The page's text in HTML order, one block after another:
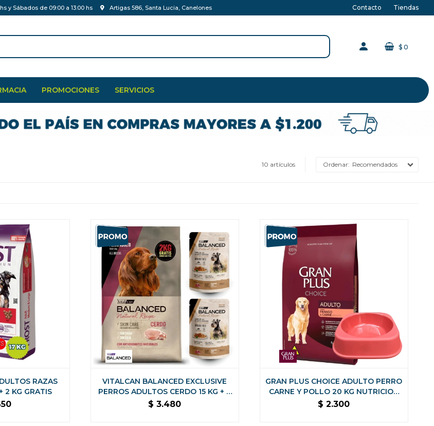
PROMOCIONES SERVICIOS
$ 0
y Sábados de 09:00 a 13:00 hs Artigas 586, Santa Lucia, Canelones Contacto Tiendas
10 artículos Recomendados
RAZAS
2 KG GRATIS
VITALCAN BALANCED EXCLUSIVE
PERROS ADULTOS CERDO 15 KG + 2
KG + 2 SALSAS DE REGALO
$ 3.480
GRAN PLUS CHOICE ADULTO PERRO
CARNE Y POLLO 20 KG NUTRICION
COMPLETA
$ 2.300